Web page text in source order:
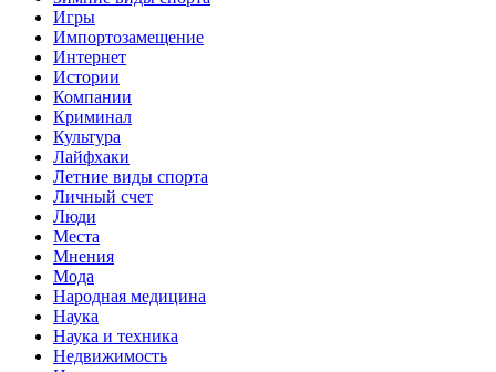
Игры
Импортозамещение
Интернет
Истории
Компании
Криминал
Культура
Лайфхаки
Летние виды спорта
Личный счет
Люди
Места
Мнения
Мода
Народная медицина
Наука
Наука и техника
Недвижимость